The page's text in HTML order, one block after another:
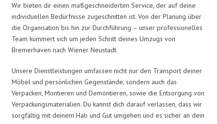
Wir bieten dir einen maßgeschneiderten Service, der auf deine
individuellen Bedürfnisse zugeschnitten ist. Von der Planung über
die Organisation bis hin zur Durchführung – unser professionelles
Team kümmert sich um jeden Schritt deines Umzugs von
Bremerhaven nach Wiener Neustadt.
Unsere Dienstleistungen umfassen nicht nur den Transport deiner
Möbel und persönlichen Gegenstände, sondern auch das
Verpacken, Montieren und Demontieren, sowie die Entsorgung von
Verpackungsmaterialien. Du kannst dich darauf verlassen, dass wir
sorgfältig mit deinem Hab und Gut umgehen und es sicher an dein